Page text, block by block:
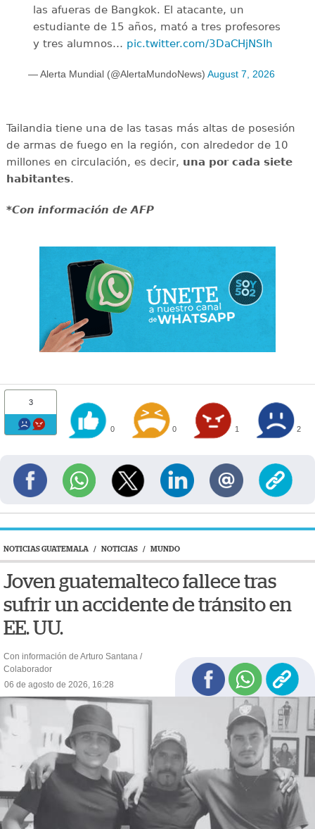
las afueras de Bangkok. El atacante, un
estudiante de 15 años, mató a tres profesores
y tres alumnos… pic.twitter.com/3DaCHjNSIh
— Alerta Mundial (@AlertaMundoNews) August 7, 2026
Tailandia tiene una de las tasas más altas de posesión
de armas de fuego en la región, con alrededor de 10
millones en circulación, es decir, una por cada siete
habitantes.
*Con información de AFP
3
0 0 1 2
NOTICIAS GUATEMALA / NOTICIAS / MUNDO
Joven guatemalteco fallece tras
sufrir un accidente de tránsito en
EE. UU.
Con información de Arturo Santana /
Colaborador
06 de agosto de 2026, 16:28